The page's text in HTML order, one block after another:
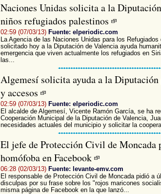
Naciones Unidas solicita a la
niños refugiados palestinos
02:59 (07/03/13) Fuente: elperiodic.com
La Agencia de las Naciones Unidas para los
solicitado hoy a la Diputación de Valencia ayuda
emergencia que viven actualmente los refugiados en
las...
Algemesí solicita ayuda a la
y accesos
02:59 (07/03/13) Fuente: elperiodic.com
El alcalde de Algemesí, Vicente Ramón García, se ha
Cooperación Municipal de la Diputación de Valencia,
necesidades actuales del municipio y solicitar la
El jefe de Protección Civil de Moncada
homófoba en Facebook
06:28 (02/03/13) Fuente: levante-emv.com
El responsable de Protección Civil de Moncada pidió a
disculpas por su frase sobre los "rojos maricones
misma página de Facebook en la que lanzó...